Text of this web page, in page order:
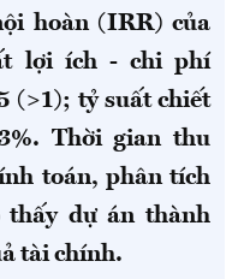
hoàn (IRR) của
lợi ích - chi phí
(>1); tỷ suất chiết
Thời gian thu
toán, phân tích
thấy dự án thành
tài chính.